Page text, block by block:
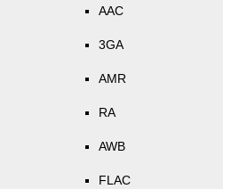
AAC
3GA
AMR
RA
AWB
FLAC